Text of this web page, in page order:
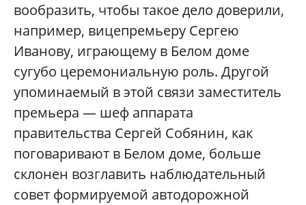
вообразить, чтобы такое дело доверили,
например, вицепремьеру Сергею
Иванову, играющему в Белом доме
сугубо церемониальную роль. Другой
упоминаемый в этой связи заместитель
премьера — шеф аппарата
правительства Сергей Собянин, как
поговаривают в Белом доме, больше
склонен возглавить наблюдательный
совет формируемой автодорожной